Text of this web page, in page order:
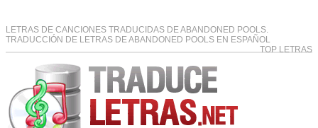
LETRAS DE CANCIONES TRADUCIDAS DE ABANDONED POOLS.
TRADUCCIÓN DE LETRAS DE ABANDONED POOLS EN ESPAÑOL
TOP LETRAS